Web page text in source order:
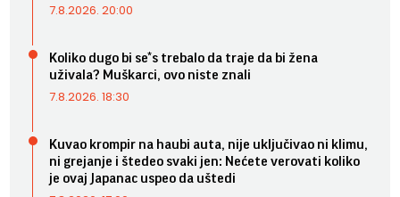
7.8.2026. 20:00
Koliko dugo bi se*s trebalo da traje da bi žena
uživala? Muškarci, ovo niste znali
7.8.2026. 18:30
Kuvao krompir na haubi auta, nije uključivao ni klimu,
ni grejanje i štedeo svaki jen: Nećete verovati koliko
je ovaj Japanac uspeo da uštedi